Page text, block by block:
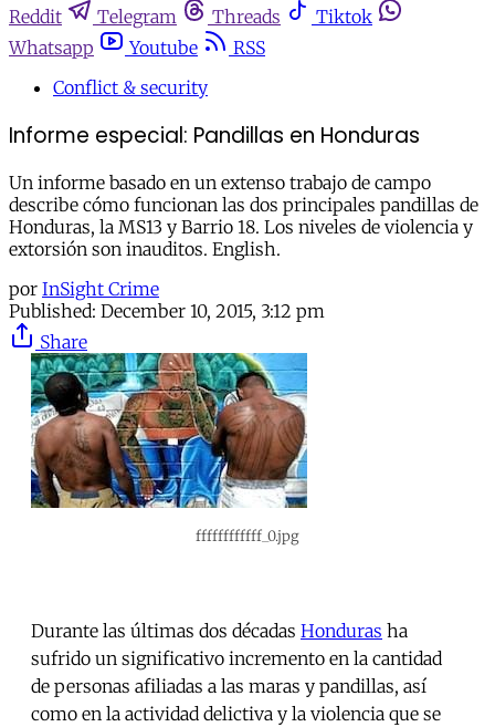
Reddit
Telegram Threads
Tiktok
Whatsapp
Youtube
RSS
Conflict & security
Informe especial: Pandillas en Honduras
Un informe basado en un extenso trabajo de campo
describe cómo funcionan las dos principales pandillas de
Honduras, la MS13 y Barrio 18. Los niveles de violencia y
extorsión son inauditos. English.
por InSight Crime
Published: December 10, 2015, 3:12 pm
Share
ffffffffffff_0.jpg
Durante las últimas dos décadas Honduras ha
sufrido un significativo incremento en la cantidad
de personas afiliadas a las maras y pandillas, así
como en la actividad delictiva y la violencia que se